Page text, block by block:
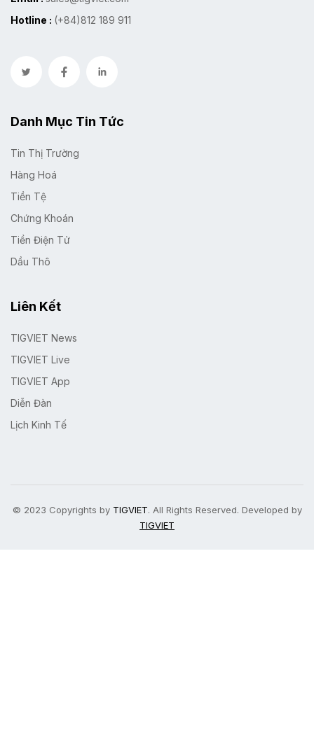
Hotline : (+84)812 189 911
Danh Mục Tin Tức
Tin Thị Trường
Hàng Hoá
Tiền Tệ
Chứng Khoán
Tiền Điện Tử
Dầu Thô
Liên Kết
TIGVIET News
TIGVIET Live
TIGVIET App
Diễn Đàn
Lịch Kinh Tế
© 2023 Copyrights by TIGVIET. All Rights Reserved. Developed by
TIGVIET